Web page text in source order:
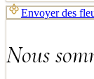
Envoyer des
Nous